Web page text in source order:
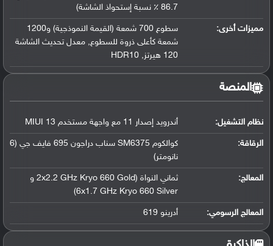
86.7 ٪ نسبة إستحواذ الشاشة)
مميزات أخرى:
سطوع 700 شمعة (القيمة النموذجية) و1200
شمعة كأعلى ذروة للسطوع, معدل تحديث الشاشة
120 هيرتز, HDR10
المنصة
نظام التشغيل: أندرويد إصدار 11 مع واجهة مستخدم MIUI 13
الرقاقة:
كوالكوم SM6375 سناب دراجون 695 فايف جي (6
نانومتر)
المعالج:
ثماني النواة (2x2.2 GHz Kryo 660 Gold و
6x1.7 GHz Kryo 660 Silver)
المعالج الرسومي: أدرينو 619